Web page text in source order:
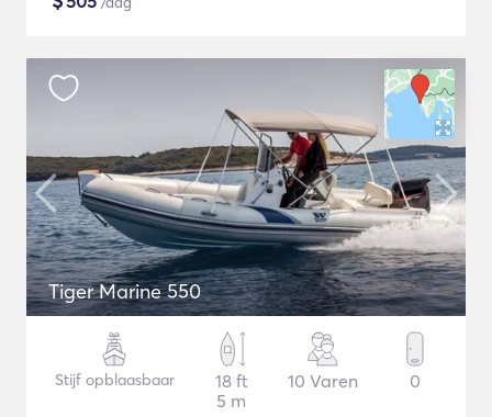
Tiger Marine 550
Stijf opblaasbaar
18 ft
5 m
10 Varen 0